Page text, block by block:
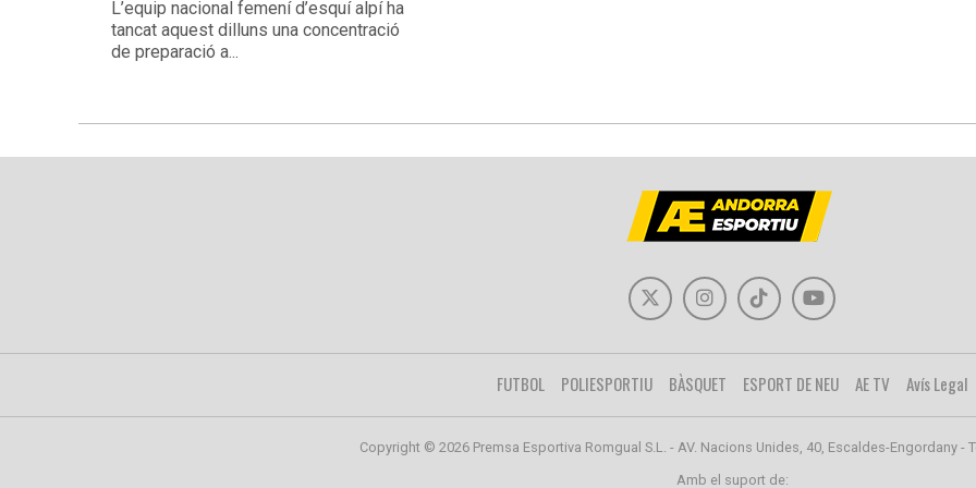
L’equip nacional femení d’esquí alpí ha
tancat aquest dilluns una concentració
de preparació a...
FUTBOL POLIESPORTIU BÀSQUET ESPORT DE NEU AE TV Avís Legal
Copyright © 2026 Premsa Esportiva Romgual S.L. - AV. Nacions Unides, 40, Escaldes-Engordany -
Amb el suport de: